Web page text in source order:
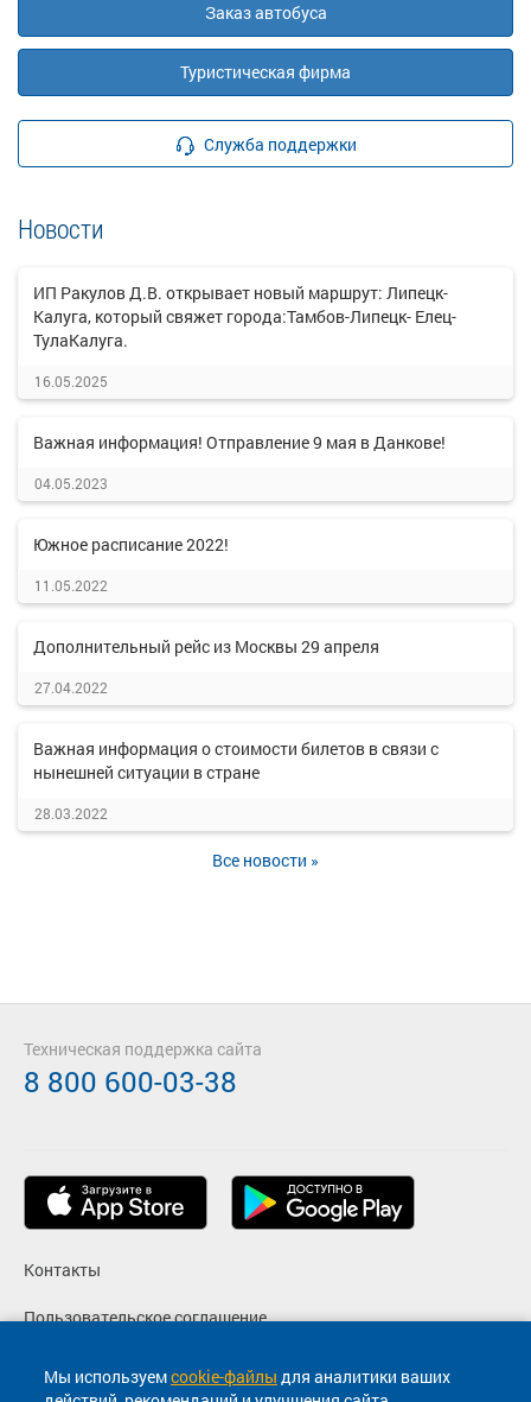
Заказ автобуса
Туристическая фирма
Служба поддержки
Новости
ИП Ракулов Д.В. открывает новый маршрут: Липецк-
Калуга, который свяжет города:Тамбов-Липецк- Елец-
ТулаКалуга.
16.05.2025
Важная информация! Отправление 9 мая в Данкове!
04.05.2023
Южное расписание 2022!
11.05.2022
Дополнительный рейс из Москвы 29 апреля
27.04.2022
Важная информация о стоимости билетов в связи с
нынешней ситуации в стране
28.03.2022
Все новости »
Мы используемcookie-файлы для аналитики ваших
Контакты
Пользовательское соглашение
Политика конфиденциальности
Техническая поддержка сайта
8 800 600-03-38